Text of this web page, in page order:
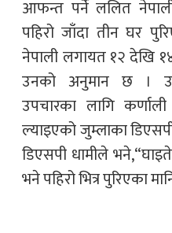
आफन्त पर्ने ललित
पहिरो जाँदा तीन घर
नेपाली लगायत १२ देखि
उनको अनुमान छ ।
उपचारका लागि कर्णाली
ल्याइएको जुम्लाका
डिएसपी धामीले
भने पहिरो भित्र पुरिएका